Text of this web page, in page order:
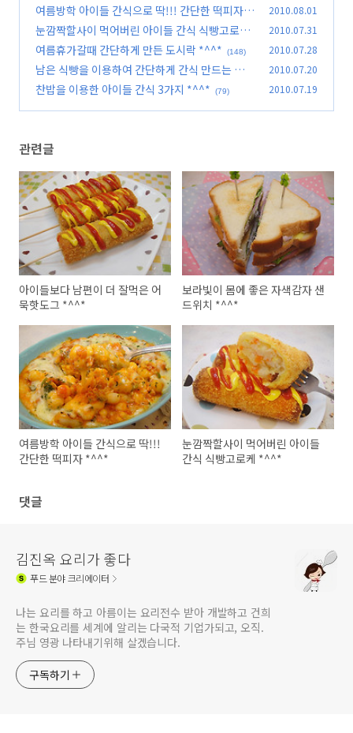
여름방학 아이들 간식으로 딱!!! 간단한 떡피자 *
^^* (79)
2010.08.01
눈깜짝할사이 먹어버린 아이들 간식 식빵고로케
*^^* (110)
2010.07.31
여름휴가갈때 간단하게 만든 도시락 *^^* (148) 2010.07.28
남은 식빵을 이용하여 간단하게 간식 만드는 방법
*^^* (97)
2010.07.20
찬밥을 이용한 아이들 간식 3가지 *^^* (79) 2010.07.19
관련글
아이들보다 남편이 더 잘먹은 어
묵핫도그 *^^*
보라빛이 몸에 좋은 자색감자 샌
드위치 *^^*
여름방학 아이들 간식으로 딱!!!
간단한 떡피자 *^^*
눈깜짝할사이 먹어버린 아이들
간식 식빵고로케 *^^*
댓글
김진옥 요리가 좋다
푸드분야 크리에이터
나는 요리를 하고 아름이는 요리전수 받아 개발하고 건희
는 한국요리를 세계에 알리는 다국적 기업가되고, 오직.
주님 영광 나타내기위해 살겠습니다.
구독하기